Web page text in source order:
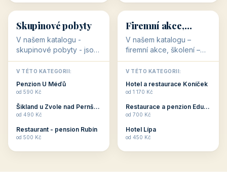
👥 32 objektů
Skupinové pobyty
V našem katalogu -
skupinové pobyty - jsou
pro Vás připraveny
objekty, které nabízí
ubytování skupin v
penzionech, hotelích a
Budete překva...
V TÉTO KATEGORII:
Penzion U Méďů
od 590 Kč
Šikland u Zvole nad Pernštejnem
od 490 Kč
Restaurant - pension Rubín
od 500 Kč
💼 31 objektů
Firemní akce,
školení
V našem katalogu –
firemní akce, školení –
jsou pro Vás připraveny
objekty, které mají
zkušenosti pořádat i
menší firemní akce a
ob...
V TÉTO KATEGORII:
Hotel a restaurace Koníček
od 1 170 Kč
Restaurace a penzion Eduard
od 700 Kč
Hotel Lípa
od 450 Kč